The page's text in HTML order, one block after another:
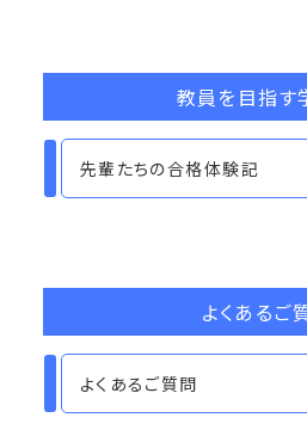
教員を目指す
先輩たちの合格体験記
よくあるご
よくあるご質問